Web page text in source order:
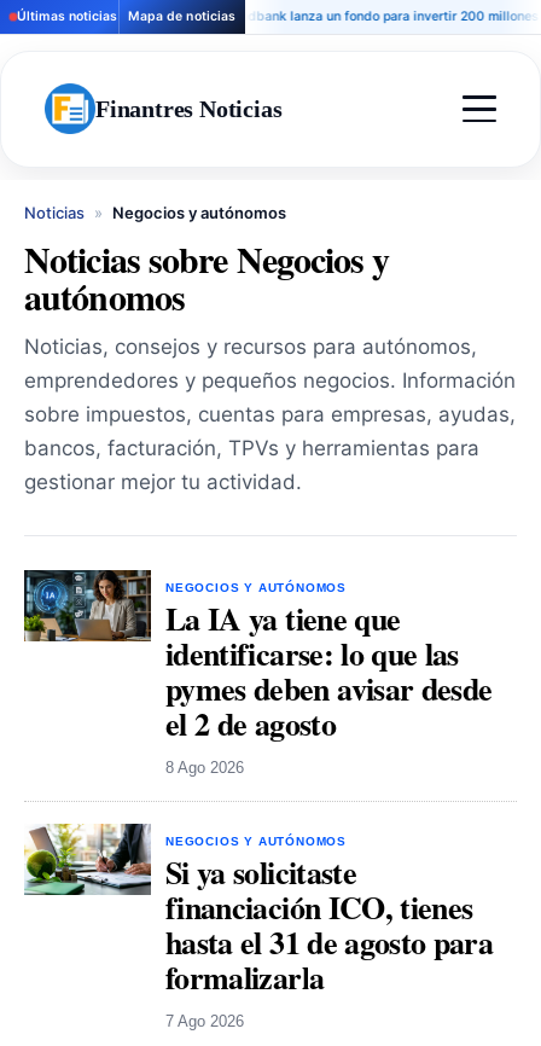
Últimas noticias Mapa de noticiasAndbank lanza un fondo para invertir 200 millones en
Finantres Noticias
Noticias » Negocios y autónomos
Noticias sobre Negocios y
autónomos
Noticias, consejos y recursos para autónomos,
emprendedores y pequeños negocios. Información
sobre impuestos, cuentas para empresas, ayudas,
bancos, facturación, TPVs y herramientas para
gestionar mejor tu actividad.
NEGOCIOS Y AUTÓNOMOS
La IA ya tiene que
identificarse: lo que las
pymes deben avisar desde
el 2 de agosto
8 Ago 2026
NEGOCIOS Y AUTÓNOMOS
Si ya solicitaste
financiación ICO, tienes
hasta el 31 de agosto para
formalizarla
7 Ago 2026